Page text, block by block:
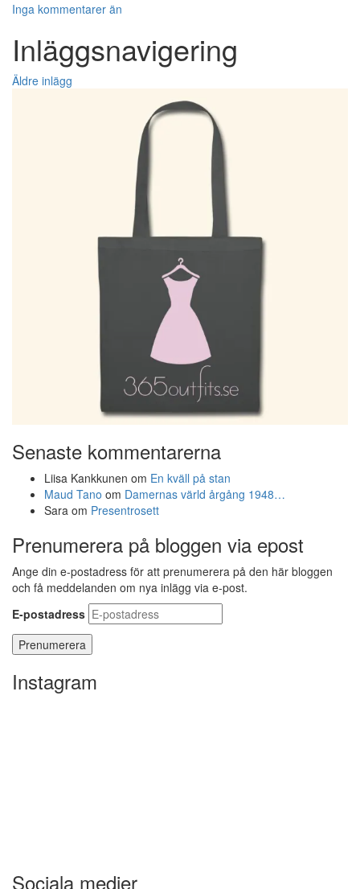
Inga kommentarer än
Inläggsnavigering
Äldre inlägg
Senaste kommentarerna
Liisa Kankkunen om En kväll på stan
Maud Tano om Damernas värld årgång 1948…
Sara om Presentrosett
Prenumerera på bloggen via epost
Ange din e-postadress för att prenumerera på den här bloggen
och få meddelanden om nya inlägg via e-post.
E-postadress
Instagram
Sociala medier